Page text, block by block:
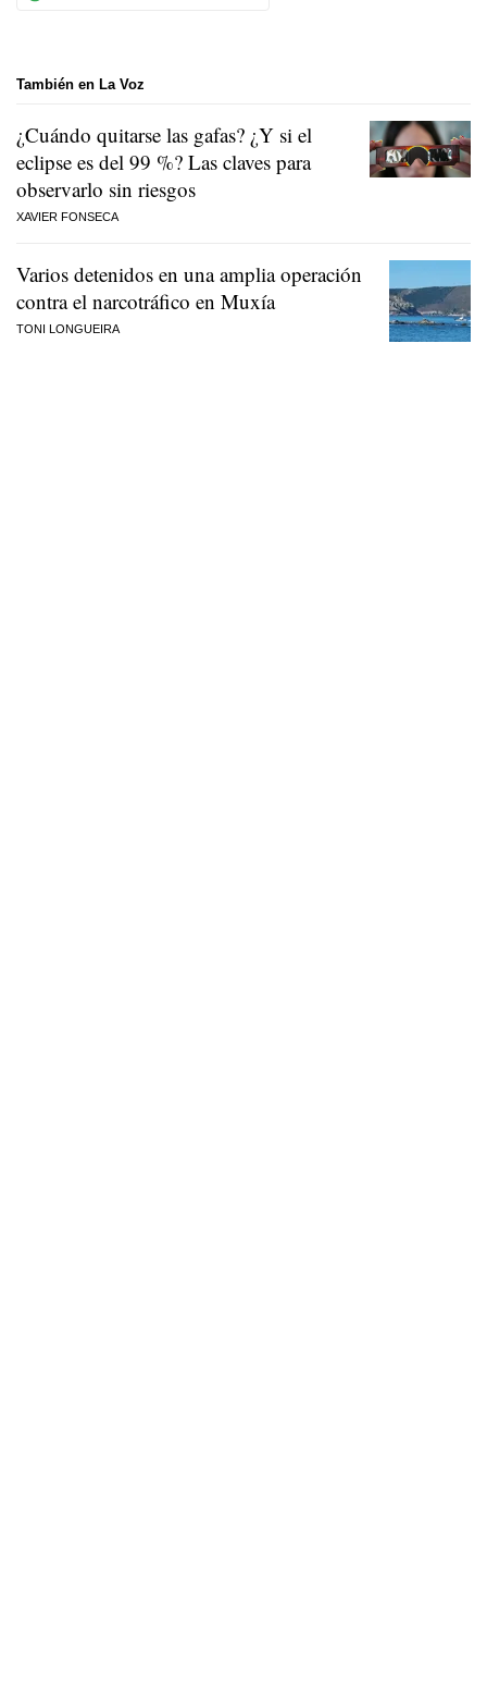
También en La Voz
¿Cuándo quitarse las gafas? ¿Y si el
eclipse es del 99 %? Las claves para
observarlo sin riesgos
XAVIER FONSECA
Varios detenidos en una amplia operación
contra el narcotráfico en Muxía
TONI LONGUEIRA